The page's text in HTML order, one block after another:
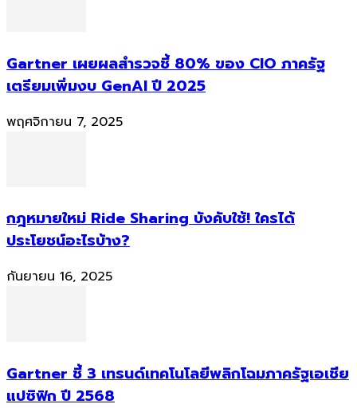
Gartner เผยผลสำรวจชี้ 80% ของ CIO ภาครัฐ
เตรียมเพิ่มงบ GenAI ปี 2025
พฤศจิกายน 7, 2025
กฎหมายใหม่ Ride Sharing บังคับใช้! ใครได้
ประโยชน์อะไรบ้าง?
กันยายน 16, 2025
Gartner ชี้ 3 เทรนด์เทคโนโลยีพลิกโฉมภาครัฐเอเชีย
แปซิฟิก ปี 2568